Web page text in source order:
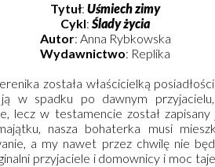
Tytuł: Uśmiech zimy
Cykl: Ślady życia
Autor: Anna Rybkowska
Wydawnictwo: Replika
została właścicielką
ją w spadku po dawnym
lecz w testamencie został
nasza bohaterka musi
a my nawet przez chwilę nie
przyjaciele i domownicy i moc